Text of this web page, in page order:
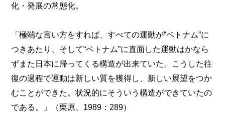
化・発展の常態化。
「極端な言い方をすれば、すべての運動が“ベトナム”に
つきあたり、そして“ベトナム”に直面した運動はかなら
ずまた日本に帰ってくる構造が出来ていた。こうした往
復の過程で運動は新しい質を獲得し、新しい展望をつか
むことができた。状況的にそういう構造ができていたの
である。」（栗原、1989：289）